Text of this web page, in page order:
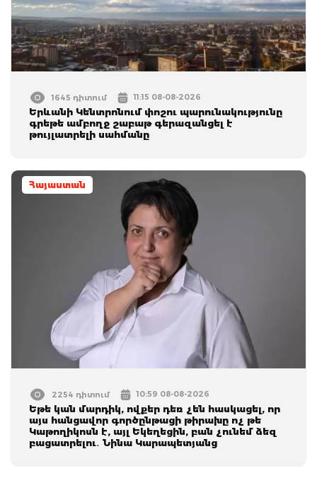
1645 դիտում 11:15 08-08-2026
Երևանի Կենտրոնում փոշու պարունակությունը
գրեթե ամբողջ շաբաթ գերազանցել է
թույլատրելի սահմանը
Հայաստան
2254 դիտում 10:59 08-08-2026
Եթե կան մարդիկ, ովքեր դեռ չեն հասկացել, որ
այս հանցավոր գործընթացի թիրախը ոչ թե
Կաթողիկոսն է, այլ Եկեղեցին, բան չունեմ ձեզ
բացատրելու․ Նինա Կարապետյանց